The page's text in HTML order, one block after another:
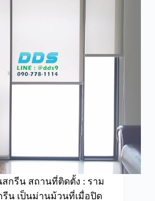
กรีน สถานที่ติดตั้ง : ราม
น เป็นม่านม้วนที่เมื่อปิด